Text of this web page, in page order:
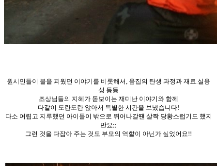
원시인들이 불을 피웠던 이야기를 비롯해서, 움집의 탄생 과정과 재료.실용
성 등등
조상님들의 지혜가 돋보이는 재미난 이야기와 함께
다같이 도란도란 앉아서 특별한 시간을 보냈습니다!
다소 어렵고 지루했던 아이들이 밖으로 뛰어나갈땐 살짝 당황스럽기도 했지
만요;;
그런 것을 다잡아 주는 것도 부모의 역할이 아닌가 싶었어요!!